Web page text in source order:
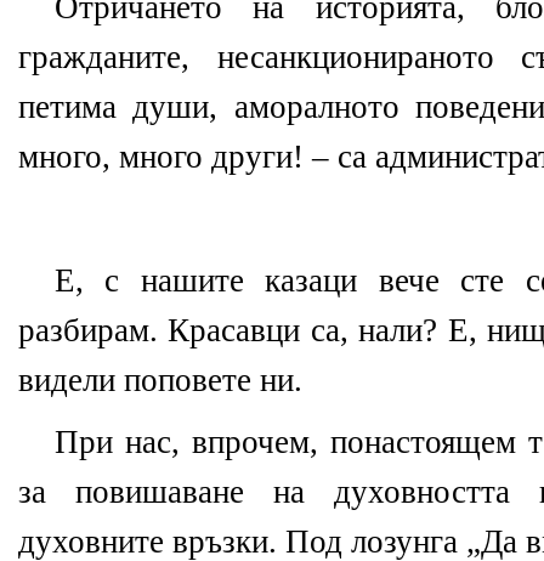
Отричането на историята,
гражданите, несанкционираното
петима души, аморалното
много, много други! – са
Е, с нашите казаци вече сте
разбирам. Красавци са, нали? Е,
видели поповете ни.
При нас, впрочем, понастоящем
за повишаване на духовността
духовните връзки. Под лозунга „Да